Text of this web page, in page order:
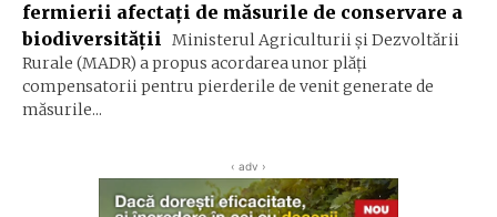
fermierii afectaţi de măsurile de conservare a
biodiversităţii Ministerul Agriculturii şi Dezvoltării
Rurale (MADR) a propus acordarea unor plăţi
compensatorii pentru pierderile de venit generate de
măsurile...
‹ adv ›